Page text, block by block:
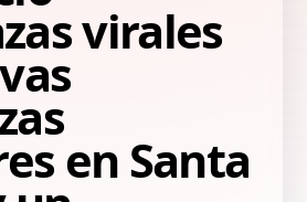
virales
en Santa